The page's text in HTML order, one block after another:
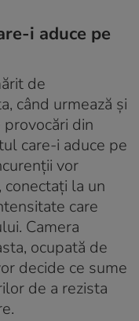
i aduce pe
de
când urmează și
din
care-i aduce pe
vor
la un
care
Camera
ocupată de
decide ce sume
de a rezista